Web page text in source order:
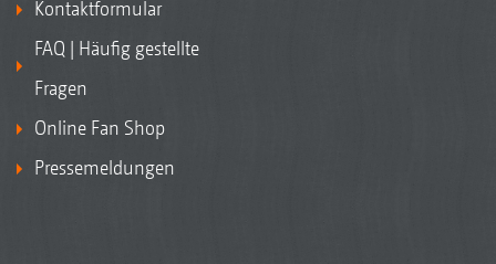
Kontaktformular
FAQ | Häufig gestellte
Fragen
Online Fan Shop
Pressemeldungen